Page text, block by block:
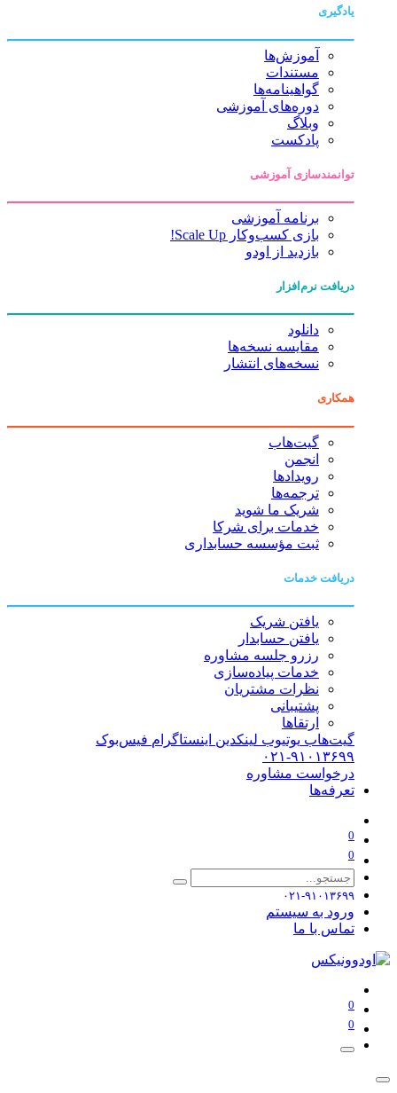
یادگیری
آموزش‌ها
مستندات
گواهینامه‌ها
دوره‌های آموزشی
وبلاگ
پادکست
توانمندسازی آموزشی
برنامه آموزشی
بازی کسب‌وکار Scale Up!
بازدید از اودو
دریافت نرم‌افزار
دانلود
مقایسه نسخه‌ها
نسخه‌های انتشار
همکاری
گیت‌هاب
انجمن
رویدادها
ترجمه‌ها
شریک ما شوید
خدمات برای شرکا
ثبت مؤسسه حسابداری
دریافت خدمات
یافتن شریک
یافتن حسابدار
رزرو جلسه مشاوره
خدمات پیاده‌سازی
نظرات مشتریان
پشتیبانی
ارتقاها
گیت‌هاب یوتیوب لینکدین اینستاگرام فیس‌بوک
۰۲۱-۹۱۰۱۳۶۹۹
درخواست مشاوره
تعرفه‌ها
0
0
۰۲۱-۹۱۰۱۳۶۹۹
ورود به سیستم
تماس با ما
0
0